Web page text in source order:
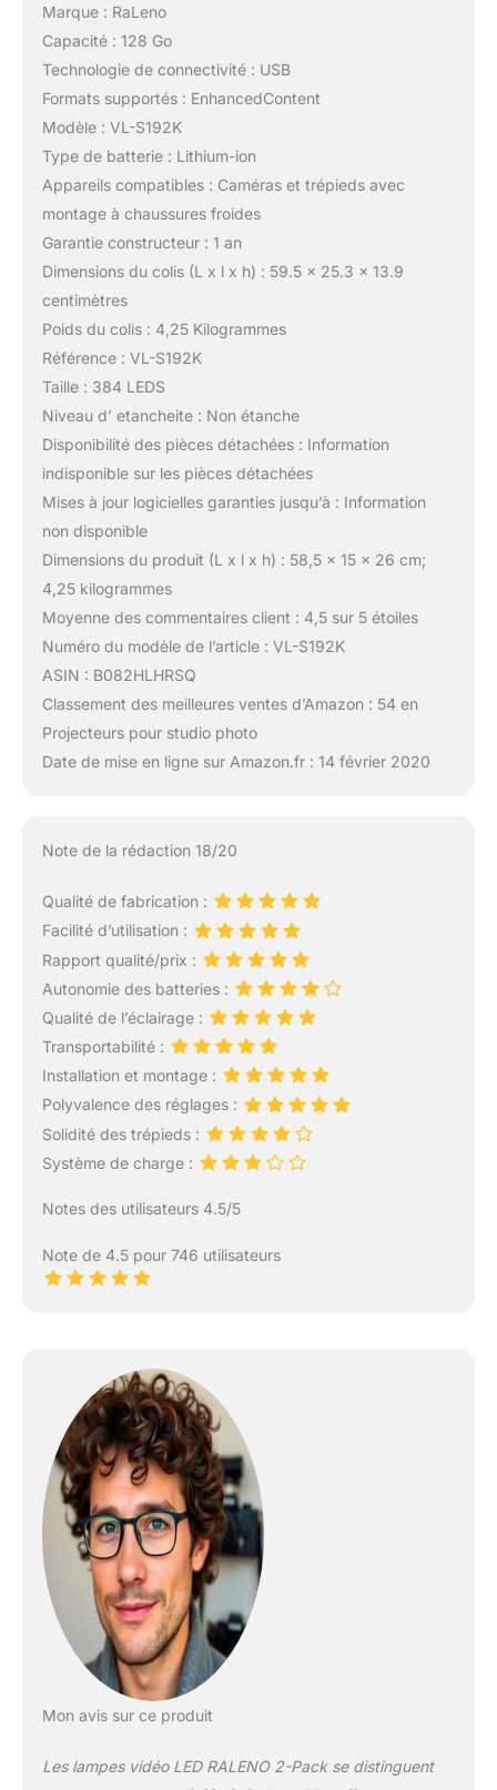
Marque : RaLeno
Capacité : 128 Go
Technologie de connectivité : USB
Formats supportés : EnhancedContent
Modèle : VL-S192K
Type de batterie : Lithium-ion
Appareils compatibles : Caméras et trépieds avec
montage à chaussures froides
Garantie constructeur : 1 an
Dimensions du colis (L x l x h) : 59.5 x 25.3 x 13.9
centimètres
Poids du colis : 4,25 Kilogrammes
Référence : VL-S192K
Taille : 384 LEDS
Niveau d’ etancheite : Non étanche
Disponibilité des pièces détachées : Information
indisponible sur les pièces détachées
Mises à jour logicielles garanties jusqu’à : Information
non disponible
Dimensions du produit (L x l x h) : 58,5 x 15 x 26 cm;
4,25 kilogrammes
Moyenne des commentaires client : 4,5 sur 5 étoiles
Numéro du modèle de l’article : VL-S192K
ASIN : B082HLHRSQ
Classement des meilleures ventes d’Amazon : 54 en
Projecteurs pour studio photo
Date de mise en ligne sur Amazon.fr : 14 février 2020
Note de la rédaction 18/20
Qualité de fabrication :
Facilité d’utilisation :
Rapport qualité/prix :
Autonomie des batteries :
Qualité de l’éclairage :
Transportabilité :
Installation et montage :
Polyvalence des réglages :
Solidité des trépieds :
Système de charge :
Notes des utilisateurs 4.5/5
Note de 4.5 pour 746 utilisateurs
Mon avis sur ce produit
Les lampes vidéo LED RALENO 2-Pack se distinguent